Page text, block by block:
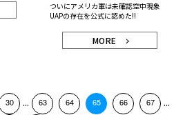
ついにアメリカ軍は未確認空中現象
UAPの存在を公式に認めた!!
MORE
30 ... 63 64 65 66 67 ...